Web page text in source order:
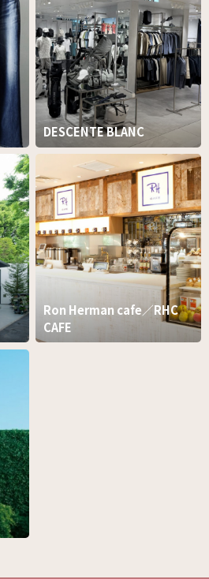
DESCENTE BLANC
Ron Herman cafe／RHC
CAFE